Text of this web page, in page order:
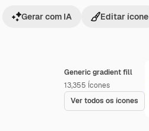
Generic gradient fill
13,355 Ícones
Ver todos os ícones
Gerar com IA Editar ícone